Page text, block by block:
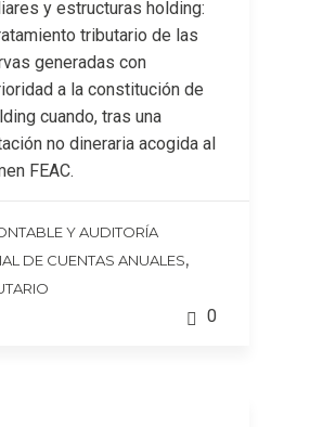
y estructuras holding:
tributario de las
generadas con
a la constitución de
cuando, tras una
no dineraria acogida al
FEAC.
Y AUDITORÍA
DE CUENTAS ANUALES,
0